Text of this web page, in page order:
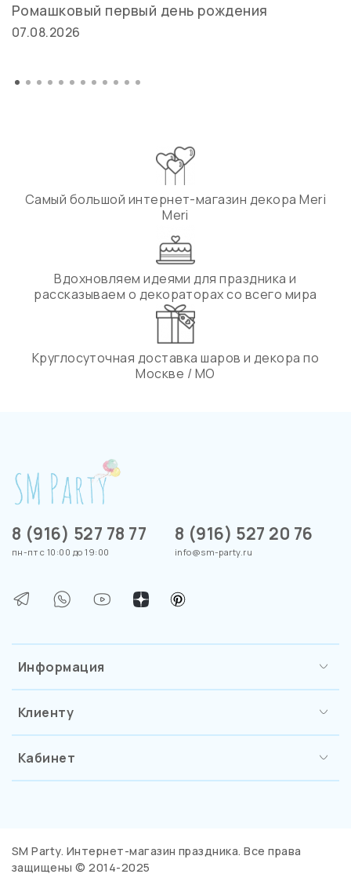
Ромашковый первый день рождения
07.08.2026
Самый большой интернет-магазин декора Meri
Meri
Вдохновляем идеями для праздника и
рассказываем о декораторах со всего мира
Круглосуточная доставка шаров и декора по
Москве / МО
Информация
Клиенту
Кабинет
8 (916) 527 78 77
пн-пт с 10:00 до 19:00
8 (916) 527 20 76
info@sm-party.ru
SM Party. Интернет-магазин праздника. Все права
защищены © 2014-2025